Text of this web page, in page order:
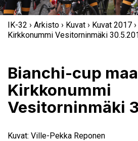
IK-32 › Arkisto › Kuvat › Kuvat 2017
Kirkkonummi Vesitorninmäki
Bianchi-cup
Kirkkonummi
Vesitorninmäki
Kuvat: Ville-Pekka Reponen